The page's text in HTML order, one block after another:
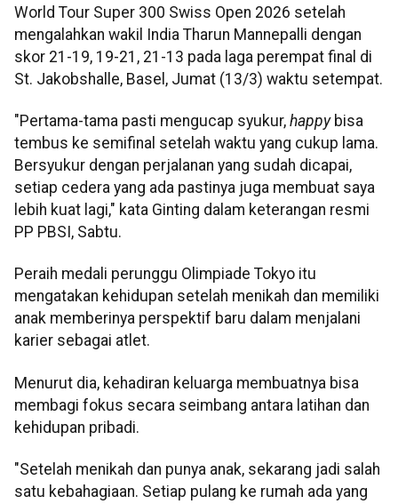
World Tour Super 300 Swiss Open 2026 setelah
mengalahkan wakil India Tharun Mannepalli dengan
skor 21-19, 19-21, 21-13 pada laga perempat final di
St. Jakobshalle, Basel, Jumat (13/3) waktu setempat.
"Pertama-tama pasti mengucap syukur, happybisa
tembus ke semifinal setelah waktu yang cukup lama.
Bersyukur dengan perjalanan yang sudah dicapai,
setiap cedera yang ada pastinya juga membuat saya
lebih kuat lagi," kata Ginting dalam keterangan resmi
PP PBSI, Sabtu.
Peraih medali perunggu Olimpiade Tokyo itu
mengatakan kehidupan setelah menikah dan memiliki
anak memberinya perspektif baru dalam menjalani
karier sebagai atlet.
Menurut dia, kehadiran keluarga membuatnya bisa
membagi fokus secara seimbang antara latihan dan
kehidupan pribadi.
"Setelah menikah dan punya anak, sekarang jadi salah
satu kebahagiaan. Setiap pulang ke rumah ada yang